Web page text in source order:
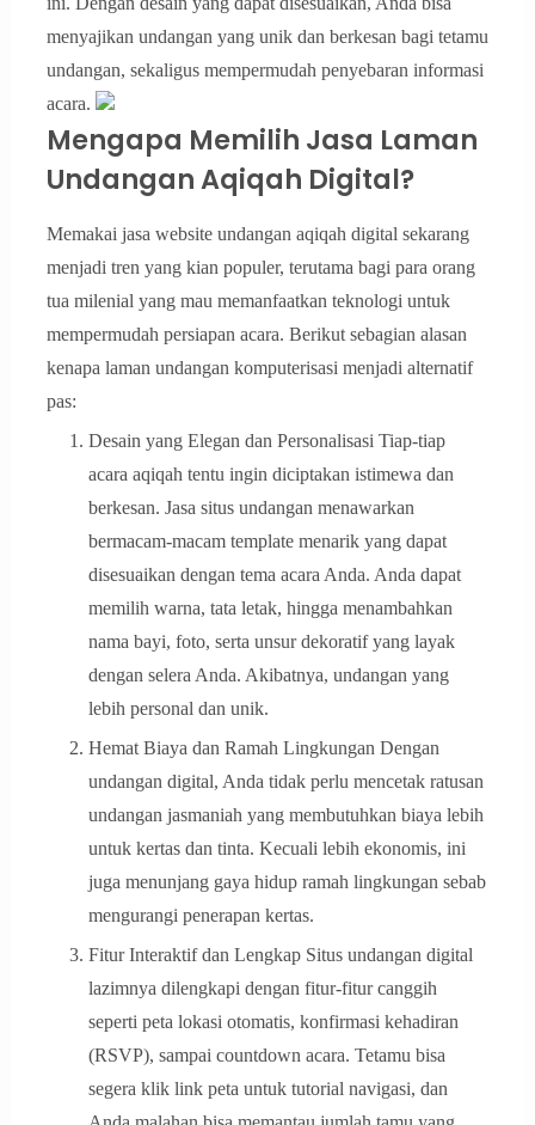
menyajikan undangan yang unik dan berkesan bagi tetamu
undangan, sekaligus mempermudah penyebaran informasi
acara.
Mengapa Memilih Jasa Laman
Undangan Aqiqah Digital?
Memakai jasa website undangan aqiqah digital sekarang
menjadi tren yang kian populer, terutama bagi para orang
tua milenial yang mau memanfaatkan teknologi untuk
mempermudah persiapan acara. Berikut sebagian alasan
kenapa laman undangan komputerisasi menjadi alternatif
pas:
Desain yang Elegan dan Personalisasi Tiap-tiap
acara aqiqah tentu ingin diciptakan istimewa dan
berkesan. Jasa situs undangan menawarkan
bermacam-macam template menarik yang dapat
disesuaikan dengan tema acara Anda. Anda dapat
memilih warna, tata letak, hingga menambahkan
nama bayi, foto, serta unsur dekoratif yang layak
dengan selera Anda. Akibatnya, undangan yang
lebih personal dan unik.
Hemat Biaya dan Ramah Lingkungan Dengan
undangan digital, Anda tidak perlu mencetak ratusan
undangan jasmaniah yang membutuhkan biaya lebih
untuk kertas dan tinta. Kecuali lebih ekonomis, ini
juga menunjang gaya hidup ramah lingkungan sebab
mengurangi penerapan kertas.
Fitur Interaktif dan Lengkap Situs undangan digital
lazimnya dilengkapi dengan fitur-fitur canggih
seperti peta lokasi otomatis, konfirmasi kehadiran
(RSVP), sampai countdown acara. Tetamu bisa
segera klik link peta untuk tutorial navigasi, dan